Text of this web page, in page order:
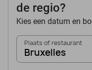
de regio?
Kies een datum en
Plaats of restaurant
Bruxelles